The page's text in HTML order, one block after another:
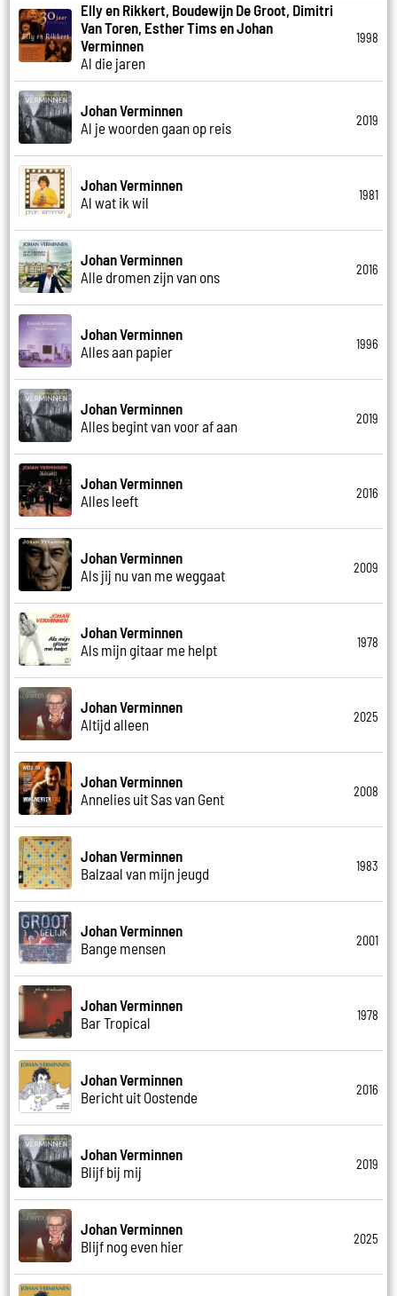
Elly en Rikkert, Boudewijn De Groot, Dimitri
Van Toren, Esther Tims en Johan
Verminnen
Al die jaren
1998
Johan Verminnen
Al je woorden gaan op reis
2019
Johan Verminnen
Al wat ik wil
1981
Johan Verminnen
Alle dromen zijn van ons
2016
Johan Verminnen
Alles aan papier
1996
Johan Verminnen
Alles begint van voor af aan
2019
Johan Verminnen
Alles leeft
2016
Johan Verminnen
Als jij nu van me weggaat
2009
Johan Verminnen
Als mijn gitaar me helpt
1978
Johan Verminnen
Altijd alleen
2025
Johan Verminnen
Annelies uit Sas van Gent
2008
Johan Verminnen
Balzaal van mijn jeugd
1983
Johan Verminnen
Bange mensen
2001
Johan Verminnen
Bar Tropical
1978
Johan Verminnen
Bericht uit Oostende
2016
Johan Verminnen
Blijf bij mij
2019
Johan Verminnen
Blijf nog even hier
2025